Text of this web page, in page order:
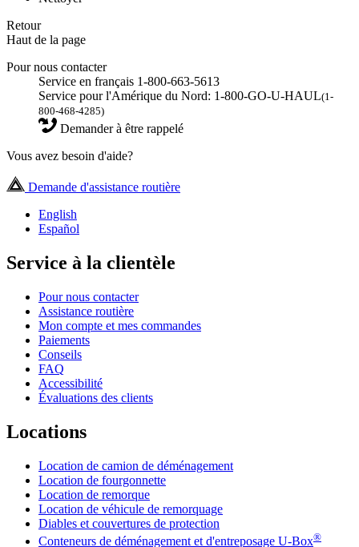
Retour
Haut de la page
Pour nous contacter
Service en français 1-800-663-5613
Service pour l'Amérique du Nord: 1-800-GO-U-HAUL(1-
800-468-4285)
Demander à être rappelé
Vous avez besoin d'aide?
Demande d'assistance routière
English
Español
Service à la clientèle
Pour nous contacter
Assistance routière
Mon compte et mes commandes
Paiements
Conseils
FAQ
Accessibilité
Évaluations des clients
Locations
Location de camion de déménagement
Location de fourgonnette
Location de remorque
Location de véhicule de remorquage
Diables et couvertures de protection
Conteneurs de déménagement et d'entreposage U-Box®